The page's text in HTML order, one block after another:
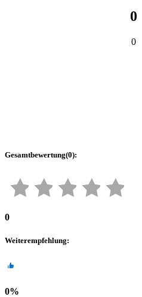
0
0
Gesamtbewertung(0):
0
Weiterempfehlung:
0%